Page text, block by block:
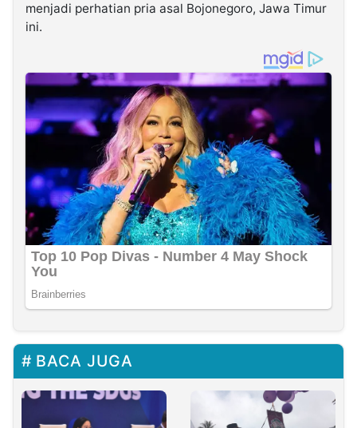
menjadi perhatian pria asal Bojonegoro, Jawa Timur
ini.
BACA JUGA